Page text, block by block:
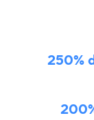
250%